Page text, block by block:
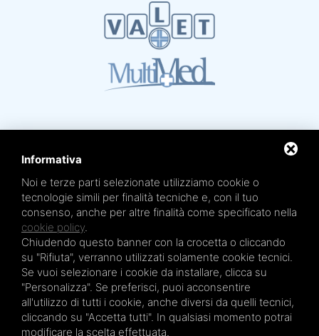
Mare Termale Bolognese e
Circuito della Salute +
sono un marchio diTRE EFFE s.r.l.
Sede legale e amministrativa: Via Irnerio 12/2 - 40126 Bologna - Tel/fax 051.4210046
Cod.Fisc e P.IVA 04045610377 - R.E.A. BO n. 334452 - R.I. BO n. 56601 - Cap. Soc.
€ 20.000,00 i.v.
Terme San Petronio - Antalgik - Bodi
Terme San Luca - Pluricenter
Terme Felsinee
Terme dell’Agriturismo - Villaggio della Salute Più
Terme Acquabios
Informativa
Noi e terze parti selezionate utilizziamo cookie o
tecnologie simili per finalità tecniche e, con il tuo
consenso, anche per altre finalità come specificato nella
cookie policy.
Chiudendo questo banner con la crocetta o cliccando
su "Rifiuta", verranno utilizzati solamente cookie tecnici.
Se vuoi selezionare i cookie da installare, clicca su
"Personalizza". Se preferisci, puoi acconsentire
all'utilizzo di tutti i cookie, anche diversi da quelli tecnici,
cliccando su "Accetta tutti". In qualsiasi momento potrai
modificare la scelta effettuata.